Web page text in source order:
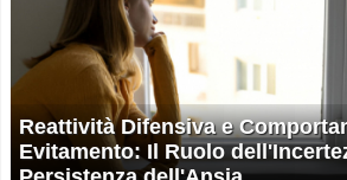
Reattività Difensiva e
Evitamento: Il Ruolo